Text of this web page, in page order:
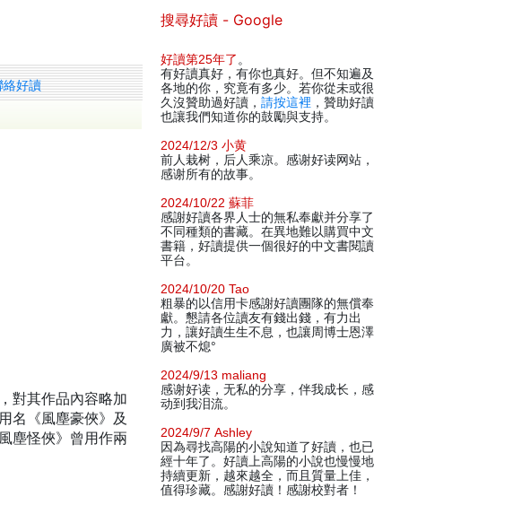
絡好讀
對其作品內容略加
名《風塵豪俠》及
塵怪俠》曾用作兩
搜尋好讀 - Google
好讀第25年了 。
有好讀真好，有你也真好。但不知遍及
各地的你，究竟有多少。若你從未或很
久沒贊助過好讀， 請按這裡 ，贊助好讀
也讓我們知道你的鼓勵與支持。
2024/12/3 小黄
前人栽树，后人乘凉。感谢好读网站，
感谢所有的故事。
2024/10/22 蘇菲
感謝好讀各界人士的無私奉獻并分享了
不同種類的書藏。在異地難以購買中文
書籍，好讀提供一個很好的中文書閱讀
平台。
2024/10/20 Tao
粗暴的以信用卡感謝好讀團隊的無償奉
獻。懇請各位讀友有錢出錢，有力出
力，讓好讀生生不息，也讓周博士恩澤
廣被不熄°
2024/9/13 maliang
感谢好读，无私的分享，伴我成长，感
动到我泪流。
2024/9/7 Ashley
因為尋找高陽的小說知道了好讀，也已
經十年了。好讀上高陽的小說也慢慢地
持續更新，越來越全，而且質量上佳，
值得珍藏。感謝好讀！感謝校對者！